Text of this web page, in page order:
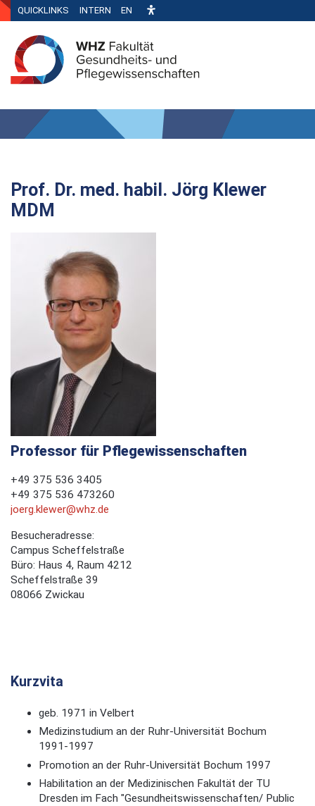
QUICKLINKS INTERN EN
Prof. Dr. med. habil. Jörg Klewer
MDM
Professor für Pflegewissenschaften
+49 375 536 3405
+49 375 536 473260
joerg.klewer@whz.de
Besucheradresse:
Campus Scheffelstraße
Büro: Haus 4, Raum 4212
Scheffelstraße 39
08066 Zwickau
Kurzvita
geb. 1971 in Velbert
Medizinstudium an der Ruhr-Universität Bochum
1991-1997
Promotion an der Ruhr-Universität Bochum 1997
Habilitation an der Medizinischen Fakultät der TU
Dresden im Fach "Gesundheitswissenschaften/ Public